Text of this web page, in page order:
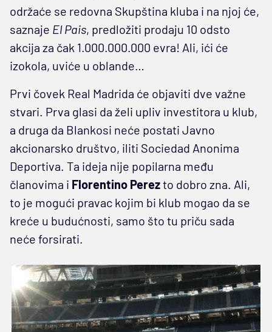
održaće se redovna Skupština kluba i na njoj će,
saznaje El Pais, predložiti prodaju 10 odsto
akcija za čak 1.000.000.000 evra! Ali, ići će
izokola, uviće u oblande…
Prvi čovek Real Madrida će objaviti dve važne
stvari. Prva glasi da želi upliv investitora u klub,
a druga da Blankosi neće postati Javno
akcionarsko društvo, iliti Sociedad Anonima
Deportiva. Ta ideja nije popilarna među
članovima i Florentino Perezto dobro zna. Ali,
to je mogući pravac kojim bi klub mogao da se
kreće u budućnosti, samo što tu priču sada
neće forsirati.